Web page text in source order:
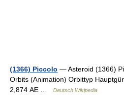
(1366) Piccolo — Asteroid (1366)
Orbits (Animation) Orbittyp
2,874 AE …
Deutsch Wikipedia